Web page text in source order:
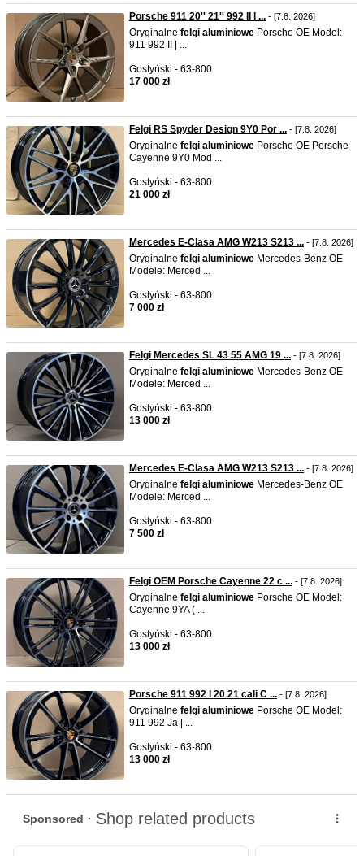
Porsche 911 20'' 21'' 992 II l ... - [7.8. 2026]
Oryginalne felgi aluminiowe Porsche OE Model:
911 992 II | ...
Gostyński - 63-800
17 000 zł
Felgi RS Spyder Design 9Y0 Por ... - [7.8. 2026]
Oryginalne felgi aluminiowe Porsche OE Porsche
Cayenne 9Y0 Mod ...
Gostyński - 63-800
21 000 zł
Mercedes E-Clasa AMG W213 S213 ... - [7.8. 2026]
Oryginalne felgi aluminiowe Mercedes-Benz OE
Modele: Merced ...
Gostyński - 63-800
7 000 zł
Felgi Mercedes SL 43 55 AMG 19 ... - [7.8. 2026]
Oryginalne felgi aluminiowe Mercedes-Benz OE
Modele: Merced ...
Gostyński - 63-800
13 000 zł
Mercedes E-Clasa AMG W213 S213 ... - [7.8. 2026]
Oryginalne felgi aluminiowe Mercedes-Benz OE
Modele: Merced ...
Gostyński - 63-800
7 500 zł
Felgi OEM Porsche Cayenne 22 c ... - [7.8. 2026]
Oryginalne felgi aluminiowe Porsche OE Model:
Cayenne 9YA ( ...
Gostyński - 63-800
13 000 zł
Porsche 911 992 I 20 21 cali C ... - [7.8. 2026]
Oryginalne felgi aluminiowe Porsche OE Model:
911 992 Ja | ...
Gostyński - 63-800
13 000 zł